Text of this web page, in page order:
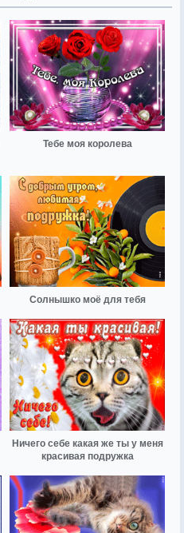
Тебе моя королева
Солнышко моё для тебя
Ничего себе какая же ты у меня
красивая подружка